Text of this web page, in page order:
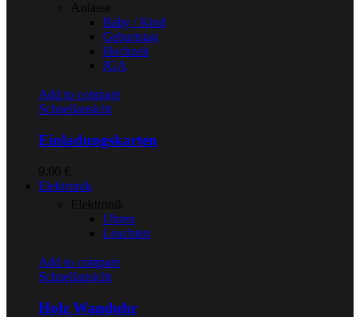
Anlässe
Baby / Kind
Geburtstag
Hochzeit
JGA
Add to compare
Schnellansicht
Einladungskarten
9,00 €
Elektronik
Elektronik
Uhren
Leuchten
Add to compare
Schnellansicht
Holz Wanduhr